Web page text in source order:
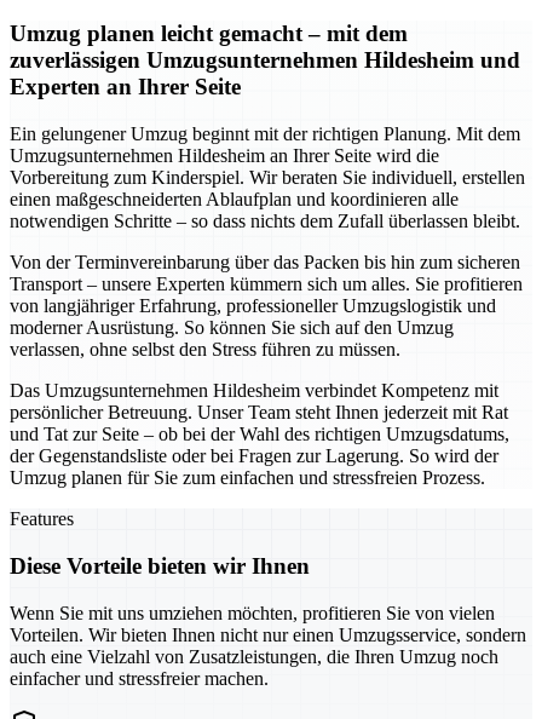
Umzug planen leicht gemacht – mit dem
zuverlässigen Umzugsunternehmen Hildesheim und
Experten an Ihrer Seite
Ein gelungener Umzug beginnt mit der richtigen Planung. Mit dem
Umzugsunternehmen Hildesheim an Ihrer Seite wird die
Vorbereitung zum Kinderspiel. Wir beraten Sie individuell, erstellen
einen maßgeschneiderten Ablaufplan und koordinieren alle
notwendigen Schritte – so dass nichts dem Zufall überlassen bleibt.
Von der Terminvereinbarung über das Packen bis hin zum sicheren
Transport – unsere Experten kümmern sich um alles. Sie profitieren
von langjähriger Erfahrung, professioneller Umzugslogistik und
moderner Ausrüstung. So können Sie sich auf den Umzug
verlassen, ohne selbst den Stress führen zu müssen.
Das Umzugsunternehmen Hildesheim verbindet Kompetenz mit
persönlicher Betreuung. Unser Team steht Ihnen jederzeit mit Rat
und Tat zur Seite – ob bei der Wahl des richtigen Umzugsdatums,
der Gegenstandsliste oder bei Fragen zur Lagerung. So wird der
Umzug planen für Sie zum einfachen und stressfreien Prozess.
Features
Diese Vorteile bieten wir Ihnen
Wenn Sie mit uns umziehen möchten, profitieren Sie von vielen
Vorteilen. Wir bieten Ihnen nicht nur einen Umzugsservice, sondern
auch eine Vielzahl von Zusatzleistungen, die Ihren Umzug noch
einfacher und stressfreier machen.